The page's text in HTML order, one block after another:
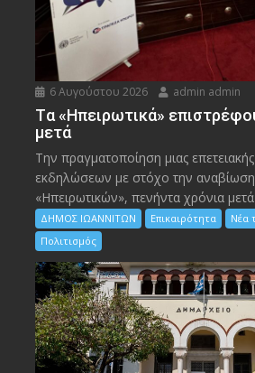
6 Αυγούστου 2026 admin admin
Tα «Ηπειρωτικά»
μετά
Την πραγματοποίηση μιας
εκδηλώσεων με στόχο την
«Ηπειρωτικών», πενήντα χρόνια μετά
ΔΗΜΟΣ ΙΩΑΝΝΙΤΩΝ Επικαιρότητα
Νέα
Πολιτισμός